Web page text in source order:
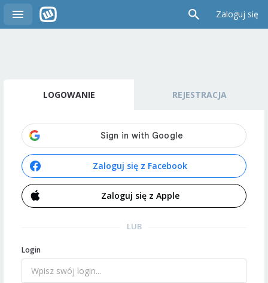
Zaloguj się
LOGOWANIE REJESTRACJA
Zaloguj się z Facebook
Zaloguj się z Apple
LUB
Login